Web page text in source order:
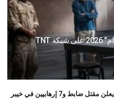
تفاصيل مسلسل “مطاردة صدام” 2026 على شبكة TNT
الجيش الباكستاني يعلن مقتل ضابط و7 إرهابيين في خيبر